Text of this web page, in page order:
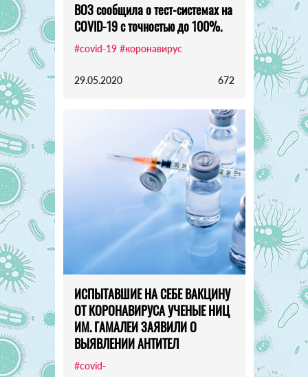
ВОЗ сообщила о тест-системах на
COVID-19 с точностью до 100%.
#covid-19 #коронавирус
29.05.2020 672
ИСПЫТАВШИЕ НА СЕБЕ ВАКЦИНУ
ОТ КОРОНАВИРУСА УЧЕНЫЕ НИЦ
ИМ. ГАМАЛЕИ ЗАЯВИЛИ О
ВЫЯВЛЕНИИ АНТИТЕЛ
#covid-